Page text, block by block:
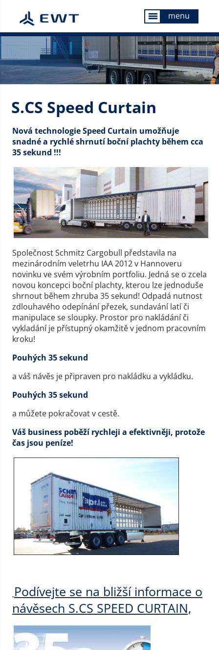
menu menu
S.CS Speed Curtain
Nová technologie Speed Curtain umožňuje
snadné a rychlé shrnutí boční plachty během cca
35 sekund !!!
Společnost Schmitz Cargobull představila na
mezinárodním veletrhu IAA 2012 v Hannoveru
novinku ve svém výrobním portfoliu. Jedná se o zcela
novou koncepci boční plachty, kterou lze jednoduše
shrnout během zhruba 35 sekund! Odpadá nutnost
zdlouhavého odepínání přezek, sundavání latí či
manipulace se sloupky. Prostor pro nakládání či
vykladání je přístupný okamžitě v jednom pracovním
kroku!
Pouhých 35 sekund
a váš návěs je připraven pro nakládku a vykládku.
Pouhých 35 sekund
a můžete pokračovat v cestě.
Váš business poběží rychleji a efektivněji, protože
čas jsou peníze!
Podívejte se na bližší informace o
návěsech S.CS SPEED CURTAIN,